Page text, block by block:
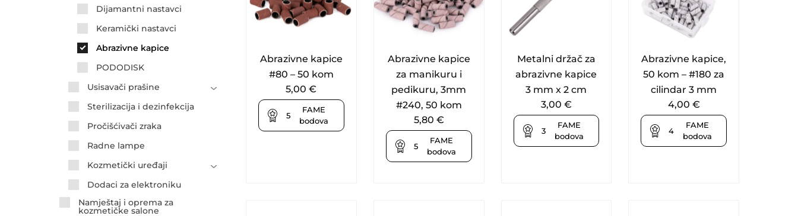
Abrazivne kapice
#80 – 50 kom
5,00€
5
FAME
bodova
Abrazivne kapice
za manikuru i
pedikuru, 3mm
#240, 50 kom
5,80 €
5
FAME
bodova
Metalni držač za
abrazivne kapice
3 mm x 2 cm
3,00 €
3
FAME
bodova
Abrazivne kapice,
50 kom – #180 za
cilindar 3 mm
4,00 €
4
FAME
bodova
Dijamantni nastavci
Keramički nastavci
Abrazivne kapice
PODODISK
Usisavači prašine
Sterilizacija i dezinfekcija
Pročišćivači zraka
Radne lampe
Kozmetički uređaji
Dodaci za elektroniku
Namještaj i oprema za
kozmetičke salone